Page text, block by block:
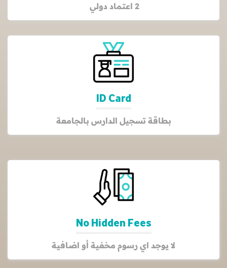
2 اعتماد دولي
ID Card
بطاقة تسجيل الدارس بالجامعة
No Hidden Fees
لا يوجد اي رسوم مخفية أو اضافية